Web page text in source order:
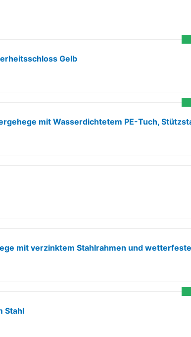
Gelb
Stahl